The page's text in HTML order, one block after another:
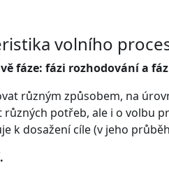
volního
fáze: fázi rozhodování a
různým způsobem, na
různých potřeb, ale i o volbu
k dosažení cíle (v jeho